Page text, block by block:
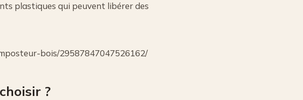
plastiques qui peuvent libérer des
bois/29587847047526162/
?